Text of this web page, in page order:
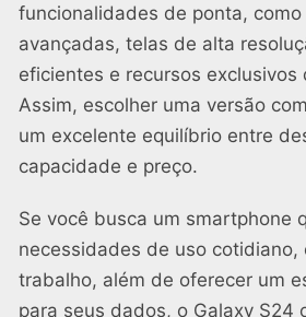
funcionalidades de ponta, como
avançadas, telas de alta
eficientes e recursos exclusivos
Assim, escolher uma versão
um excelente equilíbrio entre
capacidade e preço.
Se você busca um smartphone
necessidades de uso cotidiano,
trabalho, além de oferecer um
para seus dados, o Galaxy S24